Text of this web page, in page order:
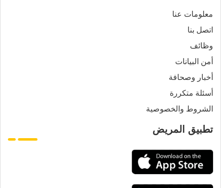
معلومات عنا
اتصل بنا
وظائف
أمن البيانات
أخبار وصحافة
أسئلة متكررة
الشروط والخصوصية
تطبيق المريض